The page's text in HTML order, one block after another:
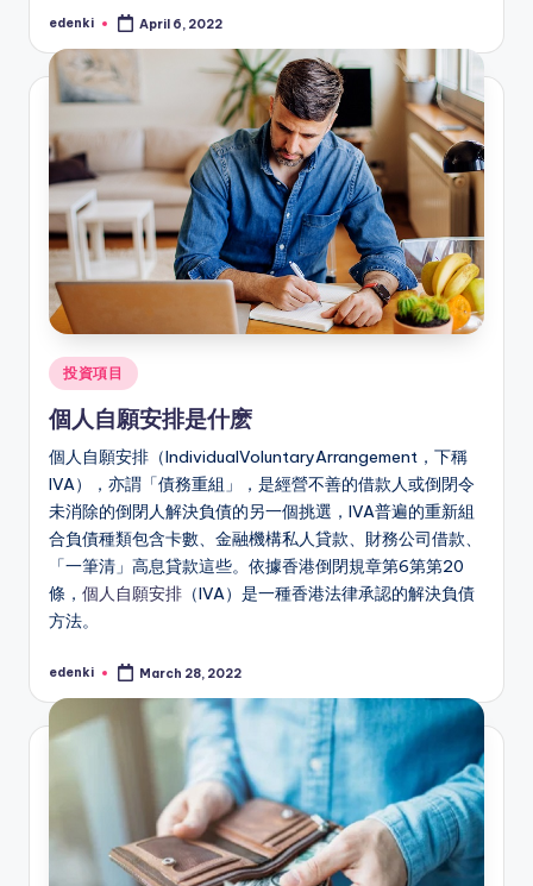
Posted
edenki April 6, 2022
Posted
in
投資項目
個人自願安排是什麽
個人自願安排（IndividualVoluntaryArrangement，下稱
IVA），亦謂「債務重組」，是經營不善的借款人或倒閉令
未消除的倒閉人解決負債的另一個挑選，IVA普遍的重新組
合負債種類包含卡數、金融機構私人貸款、財務公司借款、
「一筆清」高息貸款這些。依據香港倒閉規章第6第第20
條， 個人自願安排 （IVA）是一種香港法律承認的解決負債
方法。
Posted
edenki March 28, 2022